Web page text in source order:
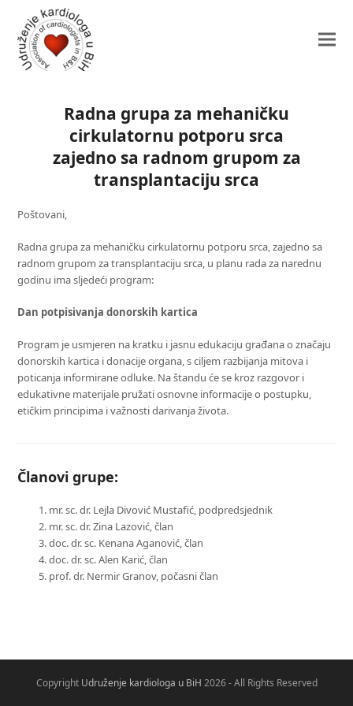
Radna grupa za mehaničku
cirkulatornu potporu srca
zajedno sa radnom grupom za
transplantaciju srca
Poštovani,
Radna grupa za mehaničku cirkulatornu potporu srca, zajedno sa
radnom grupom za transplantaciju srca, u planu rada za narednu
godinu ima sljedeći program:
Dan potpisivanja donorskih kartica
Program je usmjeren na kratku i jasnu edukaciju građana o značaju
donorskih kartica i donacije organa, s ciljem razbijanja mitova i
poticanja informirane odluke. Na štandu će se kroz razgovor i
edukativne materijale pružati osnovne informacije o postupku,
etičkim principima i važnosti darivanja života.
Članovi grupe:
mr. sc. dr. Lejla Divović Mustafić, podpredsjednik
mr. sc. dr. Zina Lazović, član
doc. dr. sc. Kenana Aganović, član
doc. dr. sc. Alen Karić, član
prof. dr. Nermir Granov, počasni član
Copyright Udruženje kardiologa u BiH 2026 - All Rights Reserved